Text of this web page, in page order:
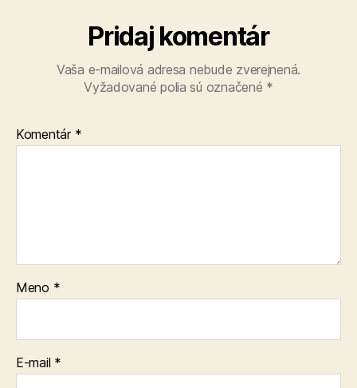
Pridaj komentár
Vaša e-mailová adresa nebude zverejnená.
Vyžadované polia sú označené *
Komentár *
Meno *
E-mail *